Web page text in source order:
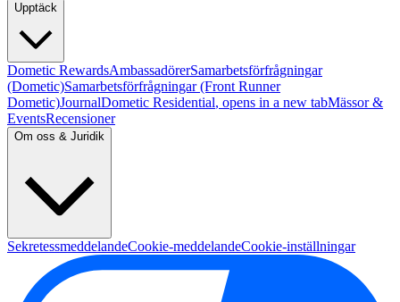
Upptäck
Dometic RewardsAmbassadörerSamarbetsförfrågningar
(Dometic)Samarbetsförfrågningar (Front Runner
Dometic)JournalDometic Residential, opens in a new tabMässor &
EventsRecensioner
Om oss & Juridik
SekretessmeddelandeCookie-meddelandeCookie-inställningar